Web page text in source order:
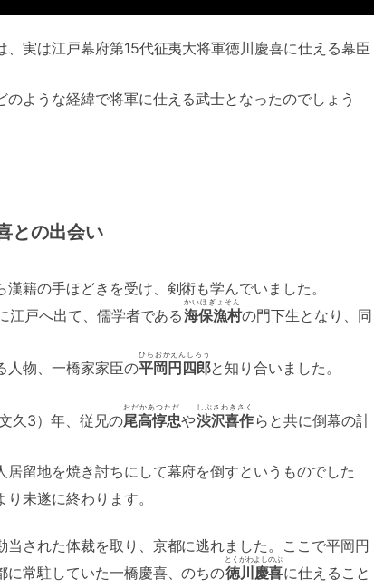
実は江戸幕府第15代征夷大将軍徳川慶喜に仕える幕臣
ような経緯で将軍に仕える武士となったのでしょう
との出会い
籍の手ほどきを受け、剣術も学んでいました。
江戸へ出て、儒学者である海保漁村
かいほぎょそん
の門下生となり、同
人物、一橋家家臣の平岡円四郎
ひらおかえんしろう
と知り合いました。
久3）年、従兄の尾高惇忠
おだかあつただ
や渋沢喜作
しぶさわきさく
らと共に倒幕の計
留地を焼き討ちにして幕府を倒すというものでした
未遂に終わります。
された体裁を取り、京都に逃れました。ここで平岡円
に常駐していた一橋慶喜、のちの徳川慶喜
とくがわよしのぶ
に仕えること